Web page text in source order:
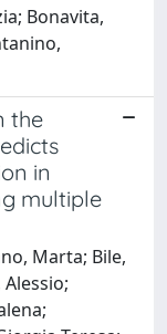
Bonavita,
the
in
multiple
Marta; Bile,